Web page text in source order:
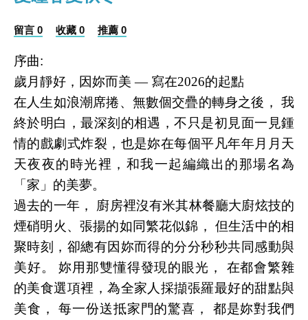
留言 0 收藏 0 推薦 0
序曲:
歲月靜好，因妳而美 — 寫在2026的起點
在人生如浪潮席捲、無數個交疊的轉身之後， 我
終於明白，最深刻的相遇，不只是初見面一見鍾
情的戲劇式炸裂，也是妳在每個平凡年年月月天
天夜夜的時光裡，和我一起編織出的那場名為
「家」的美夢。
過去的一年， 廚房裡沒有米其林餐廳大廚炫技的
煙硝明火、張揚的如同繁花似錦， 但生活中的相
聚時刻，卻總有因妳而得的分分秒秒共同感動與
美好。 妳用那雙懂得發現的眼光， 在都會繁雜
的美食選項裡，為全家人採擷張羅最好的甜點與
美食， 每一份送抵家門的驚喜， 都是妳對我們